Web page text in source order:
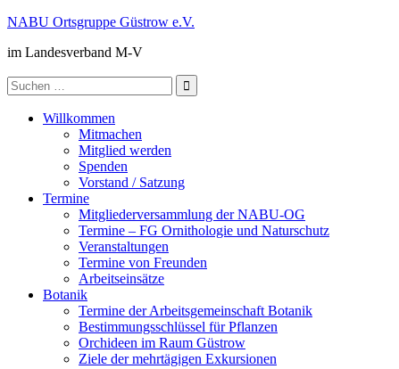
Zum
springen
NABU Ortsgruppe Güstrow e.V.
im Landesverband M-V
Suche
nach:
Willkommen
Mitmachen
Mitglied werden
Spenden
Vorstand / Satzung
Termine
Mitgliederversammlung der NABU-OG
Termine – FG Ornithologie und Naturschutz
Veranstaltungen
Termine von Freunden
Arbeitseinsätze
Botanik
Termine der Arbeitsgemeinschaft Botanik
Bestimmungsschlüssel für Pflanzen
Orchideen im Raum Güstrow
Ziele der mehrtägigen Exkursionen